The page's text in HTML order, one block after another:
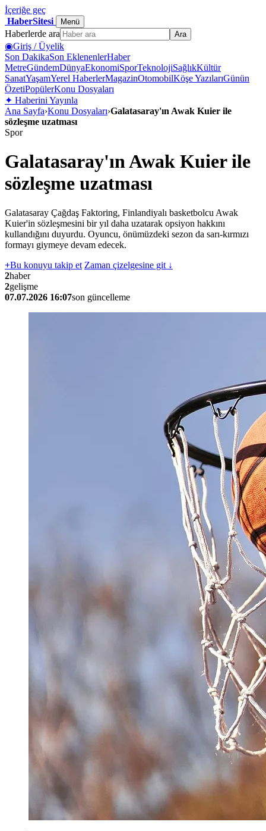
İçeriğe geç
HaberSitesi
Menü
Haberlerde ara Ara
◉Giriş / Üyelik
Son DakikaSon EklenenlerHaber
MetreGündemDünyaEkonomiSporTeknolojiSağlıkKültür
SanatYaşamYerel HaberlerMagazinOtomobilKöşe YazılarıGünün
ÖzetiPopülerKonu Dosyaları
✦ Haberini Yayınla
Ana Sayfa›Konu Dosyaları›Galatasaray'ın Awak Kuier ile
sözleşme uzatması
Spor
Galatasaray'ın Awak Kuier ile
sözleşme uzatması
Galatasaray Çağdaş Faktoring, Finlandiyalı basketbolcu Awak
Kuier'in sözleşmesini bir yıl daha uzatarak opsiyon hakkını
kullandığını duyurdu. Oyuncu, önümüzdeki sezon da sarı‑kırmızı
formayı giymeye devam edecek.
+Bu konuyu takip et Zaman çizelgesine git ↓
2haber
2gelişme
07.07.2026 16:07son güncelleme